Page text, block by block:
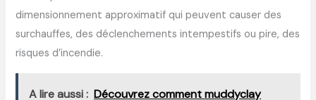
dimensionnement approximatif qui peuvent causer des
surchauffes, des déclenchements intempestifs ou pire, des
risques d’incendie.
A lire aussi : Découvrez comment muddyclay